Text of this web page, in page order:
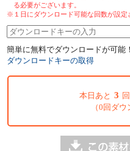
る必要がございます。
※１日にダウンロード可能な回数が設定
簡単に無料でダウンロードが可能！
ダウンロードキーの取得
本日あと 3
（0回ダ